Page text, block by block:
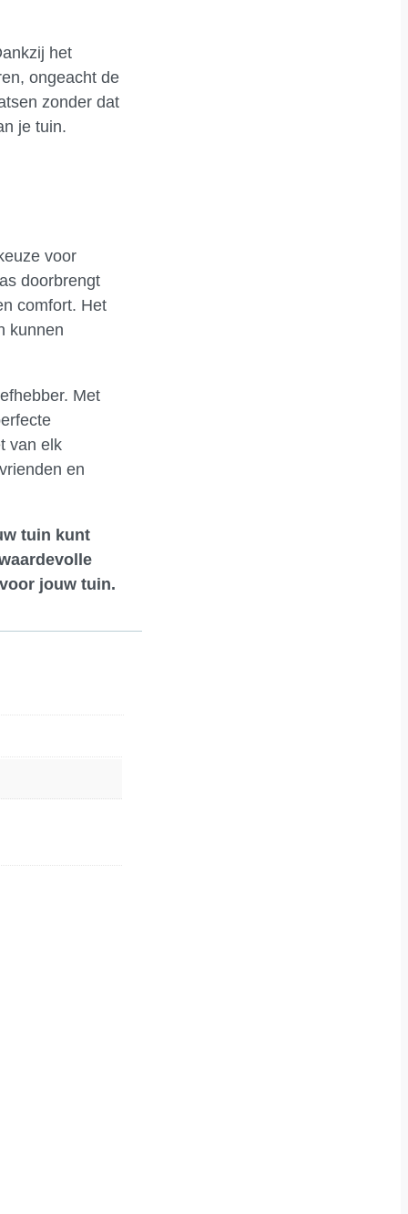
het
ongeacht de
zonder dat
je tuin.
voor
doorbrengt
comfort. Het
kunnen
Met
van elk
en
tuin kunt
jouw tuin.